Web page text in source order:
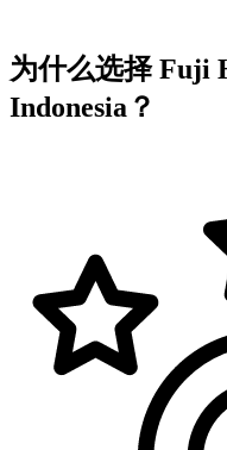
为什么选择 Fuji
Indonesia？